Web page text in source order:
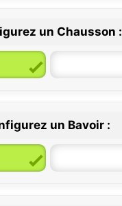
6 / 12 mois
un Chausson :
un Bavoir :